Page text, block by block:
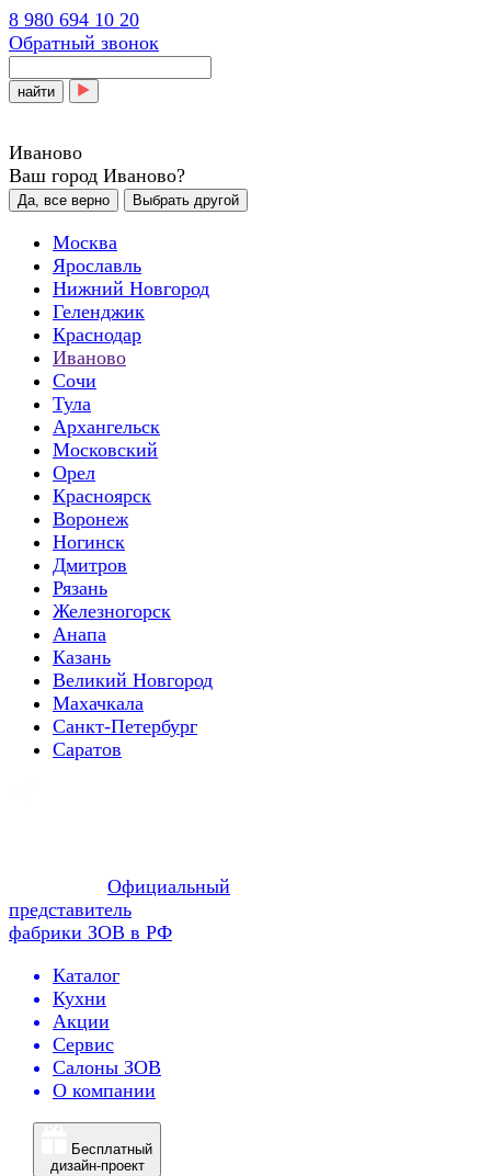
8 980 694 10 20
Обратный звонок
найти
Иваново
Ваш город Иваново?
Да, все верно Выбрать другой
Москва
Ярославль
Нижний Новгород
Геленджик
Краснодар
Иваново
Сочи
Тула
Архангельск
Московский
Орел
Красноярск
Воронеж
Ногинск
Дмитров
Рязань
Железногорск
Анапа
Казань
Великий Новгород
Махачкала
Санкт-Петербург
Саратов
Официальный
представитель
фабрики ЗОВ в РФ
Каталог
Кухни
Акции
Сервис
Салоны ЗОВ
О компании
Бесплатный
дизайн-проект